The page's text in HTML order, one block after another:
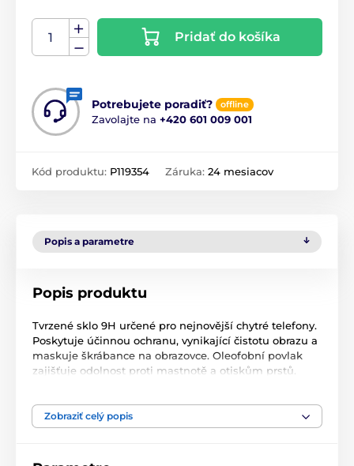
Pridať do košíka
Potrebujete poradiť? offline
Zavolajte na +420 601 009 001
Kód produktu: P119354 Záruka: 24 mesiacov
Popis a parametre
Popis produktu
Tvrzené sklo 9H určené pro nejnovější chytré telefony.
Poskytuje účinnou ochranu, vynikající čistotu obrazu a
maskuje škrábance na obrazovce. Oleofobní povlak
zajišťuje odolnost proti mastnotě a otiskům prstů.
mm a neztlušťuje telefon. Vynikající přilnavost díky
celoplošnému lepení znamená, že se pod fólií
Zobraziť celý popis